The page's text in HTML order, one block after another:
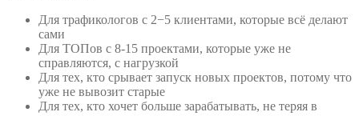
Для трафикологов с 2−5 клиентами, которые всё делают
сами
Для ТОПов с 8-15 проектами, которые уже не
справляются, с нагрузкой
Для тех, кто срывает запуск новых проектов, потому что
уже не вывозит старые
Для тех, кто хочет больше зарабатывать, не теряя в